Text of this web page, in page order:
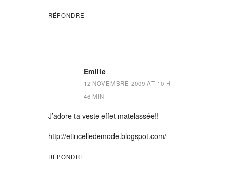
RÉPONDRE
Emilie
12 NOVEMBRE 2009 AT 10 H
46 MIN
J’adore ta veste effet matelassée!!
http://etincelledemode.blogspot.com/
RÉPONDRE